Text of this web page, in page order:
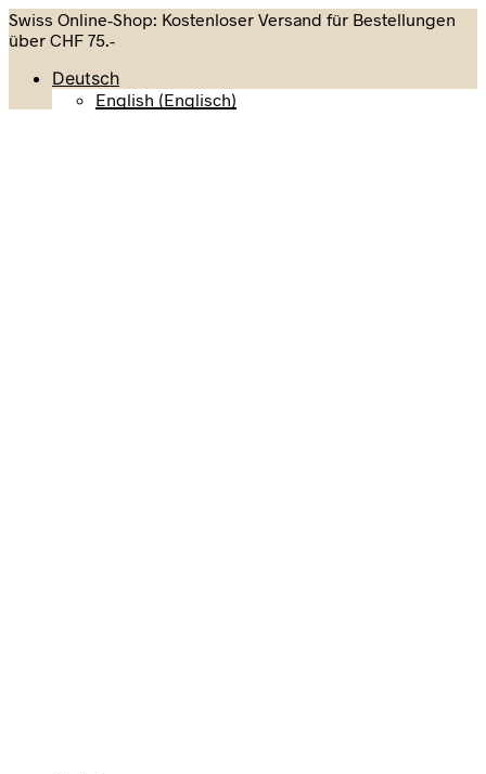
Swiss Online-Shop: Kostenloser Versand für Bestellungen
über CHF 75.-
Deutsch
English (Englisch)